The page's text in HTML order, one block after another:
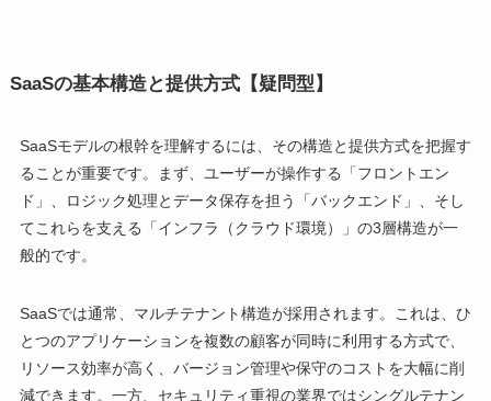
SaaSの基本構造と提供方式【疑問型】
SaaSモデルの根幹を理解するには、その構造と提供方式を把握す
ることが重要です。まず、ユーザーが操作する「フロントエン
ド」、ロジック処理とデータ保存を担う「バックエンド」、そし
てこれらを支える「インフラ（クラウド環境）」の3層構造が一
般的です。
SaaSでは通常、マルチテナント構造が採用されます。これは、ひ
とつのアプリケーションを複数の顧客が同時に利用する方式で、
リソース効率が高く、バージョン管理や保守のコストを大幅に削
減できます。一方、セキュリティ重視の業界ではシングルテナン